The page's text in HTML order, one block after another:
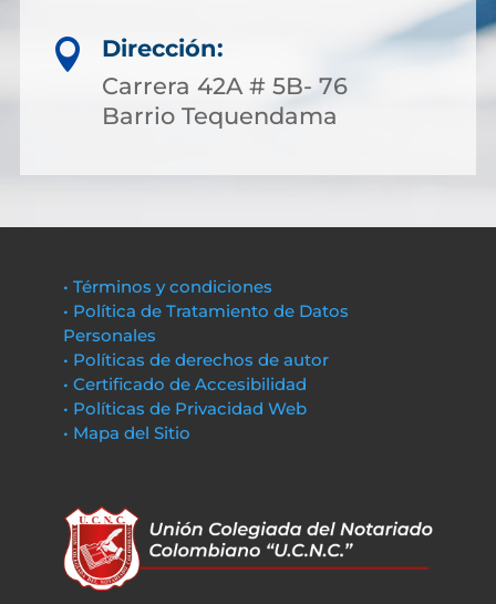

Dirección:
Carrera 42A # 5B- 76
Barrio Tequendama
• Términos y condiciones
• Política de Tratamiento de Datos
Personales
• Políticas de derechos de autor
• Certificado de Accesibilidad
• Políticas de Privacidad Web
• Mapa del Sitio